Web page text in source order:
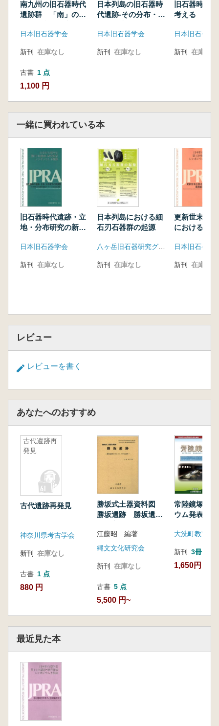
ームから取り出された石片と居谷里ボーリング
コア採掘調査―
石器時代の調査速報について
門脇誠二 アフリカとレヴァントにおける旧石
池谷信之ほか 三次元測定装置を用いた石器表
面のキズの抽出とその解釈
【シンポジウム旧石器時代の年代と広域編年対
比】
吉川耕太郎・直江康雄 北海道・東北
阿部 敬 中部
三好元樹 近畿・中四国
鎌田洋昭 九州
南九州の旧石器時代
遺跡群 「南」の地
日本旧石器学会
新刊 在庫なし
古書 1 点
1,100 円
日本列島の旧石器時
代遺跡-その分布・年
日本旧石器学会
新刊 在庫なし
旧石器時代
考える
日本旧石器学
新刊 在庫なし
一緒に買われている本
旧石器時代遺跡・立
地・分布研究の新展
日本旧石器学会
新刊 在庫なし
日本列島における細
石刃石器群の起源
新刊 在庫なし
更新世末の
における環
日本旧石器学
新刊 在庫なし
レビュー
レビューを書く
あなたへのおすすめ
古代遺跡再
発見
古代遺跡再発見
神奈川県考古学会
新刊 在庫なし
古書 1 点
880 円
勝坂式土器資料図
勝坂遺跡 勝坂遺跡
物
江藤昭 編著
縄文文化研究会
新刊 在庫なし
古書 5 点
5,500 円~
常陸鏡塚 シ
ウム発表資
大洗町教育委
新刊 3冊
1,650円
最近見た本